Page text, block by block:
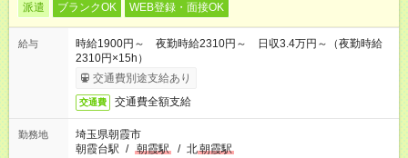
派遣 ブランクOK WEB登録・面接OK
給与
時給1900円～ 夜勤時給2310円～ 日収3.4万円～（夜勤時給
2310円×15h）
交通費別途支給あり
交通費 交通費全額支給
勤務地
埼玉県朝霞市
朝霞台駅 / 朝霞駅 / 北朝霞駅